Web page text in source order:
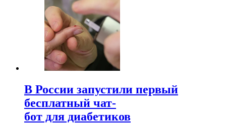
В России запустили первый
бесплатный чат-
бот для диабетиков